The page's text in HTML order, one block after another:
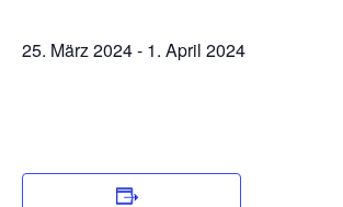
25. März 2024- 1. April 2024